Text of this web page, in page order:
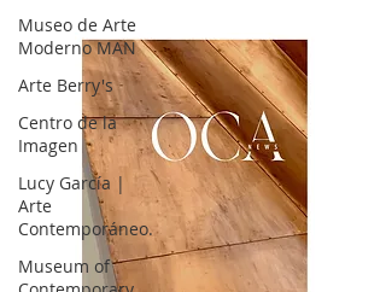
Museo de Arte
Moderno MAN
Arte Berry's
Centro de la
Imagen
Lucy García |
Arte
Contemporáneo.
Museum of